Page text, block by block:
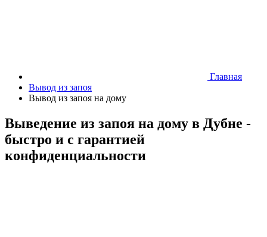
Главная
Вывод из запоя
Вывод из запоя на дому
Выведение из запоя на дому в Дубне -
быстро и с гарантией
конфиденциальности